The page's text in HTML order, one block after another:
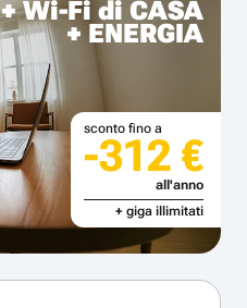
+ Wi-Fi di CASA
+ ENERGIA
sconto fino a
-312 €
all'anno
+ giga illimitati